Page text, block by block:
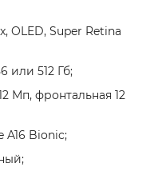
OLED, Super Retina
или 512 Гб;
Мп, фронтальная 12
Bionic;